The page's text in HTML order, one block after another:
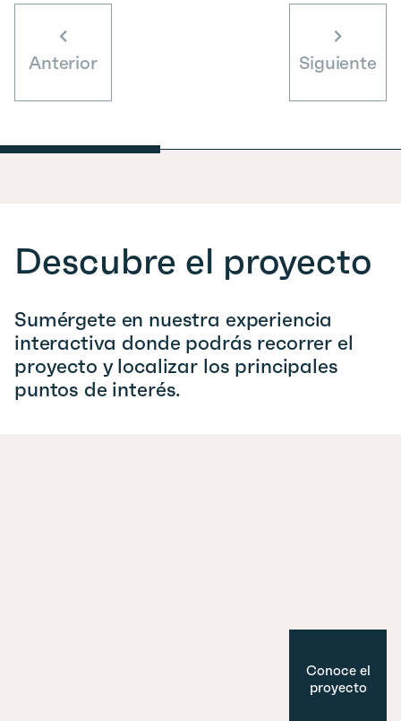
Anterior Siguiente
Descubre el proyecto
Sumérgete en nuestra experiencia
interactiva donde podrás recorrer el
proyecto y localizar los principales
puntos de interés.
Conoce el
proyecto